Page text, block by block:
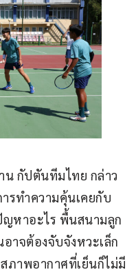
น กัปตันทีมไทย กล่าว
รทำความคุ้นเคยกับ
หาอะไร พื้นสนามลูก
อาจต้องจับจังหวะเล็ก
ภาพอากาศที่เย็นก็ไม่มี